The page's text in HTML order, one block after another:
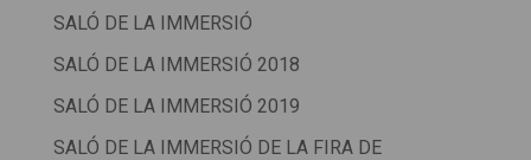
SALÓ DE LA IMMERSIÓ
SALÓ DE LA IMMERSIÓ 2018
SALÓ DE LA IMMERSIÓ 2019
SALÓ DE LA IMMERSIÓ DE LA FIRA DE